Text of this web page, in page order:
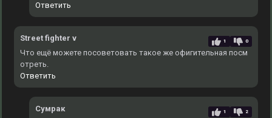
Ответить
Street fighter v 1 0
Что ещё можете посоветовать такое же офигительная посм
отреть.
Ответить
Сумрак 1 2